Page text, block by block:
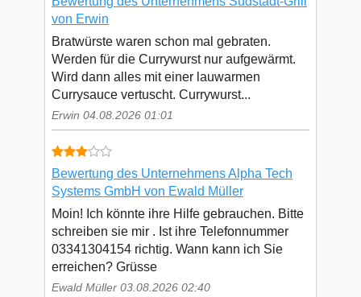
von Erwin
Bratwürste waren schon mal gebraten.
Werden für die Currywurst nur aufgewärmt.
Wird dann alles mit einer lauwarmen
Currysauce vertuscht. Currywurst...
Erwin 04.08.2026 01:01
Bewertung des Unternehmens Alpha Tech
Systems GmbH von Ewald Müller
Moin! Ich könnte ihre Hilfe gebrauchen. Bitte
schreiben sie mir . Ist ihre Telefonnummer
03341304154 richtig. Wann kann ich Sie
erreichen? Grüsse
Ewald Müller 03.08.2026 02:40